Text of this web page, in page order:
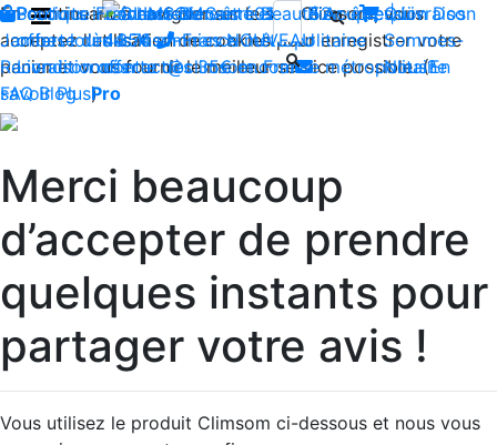
En continuant à naviguer sur le site Climsom, vous
acceptez l'utilisation de cookies pour enregistrer votre
panier et vous fournir le meilleur service possible. (En
savoir Plus)
Produits innovants de Santé et de Bien-être | Livraison
offerte dès 35€ en France métropolitaine
Livraison offerte dès 35€ en France métropolitaine
Contactez-nous : 02 85 52
44 74
-
contact@climsom.com
Qui
Sommes-
Nous?
Boutique Fraîcheur Bien-être Beauté Acupression Dos
Jambes lourdes Insomnies NOUVEAU
Reconditionnés
FAQ Blog Pro
Merci beaucoup
d’accepter de prendre
quelques instants pour
partager votre avis !
Vous utilisez le produit Climsom ci-dessous et nous vous